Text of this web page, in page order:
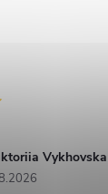
Vykhovska